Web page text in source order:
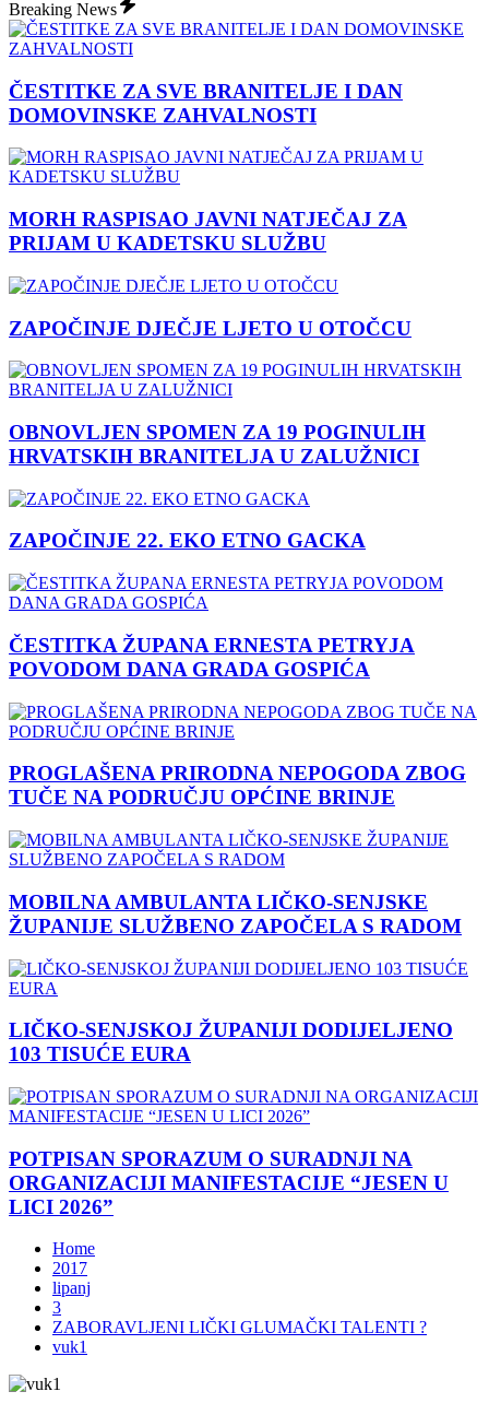
Breaking News
ČESTITKE ZA SVE BRANITELJE I DAN
DOMOVINSKE ZAHVALNOSTI
MORH RASPISAO JAVNI NATJEČAJ ZA
PRIJAM U KADETSKU SLUŽBU
ZAPOČINJE DJEČJE LJETO U OTOČCU
OBNOVLJEN SPOMEN ZA 19 POGINULIH
HRVATSKIH BRANITELJA U ZALUŽNICI
ZAPOČINJE 22. EKO ETNO GACKA
ČESTITKA ŽUPANA ERNESTA PETRYJA
POVODOM DANA GRADA GOSPIĆA
PROGLAŠENA PRIRODNA NEPOGODA ZBOG
TUČE NA PODRUČJU OPĆINE BRINJE
MOBILNA AMBULANTA LIČKO-SENJSKE
ŽUPANIJE SLUŽBENO ZAPOČELA S RADOM
LIČKO-SENJSKOJ ŽUPANIJI DODIJELJENO
103 TISUĆE EURA
POTPISAN SPORAZUM O SURADNJI NA
ORGANIZACIJI MANIFESTACIJE “JESEN U
LICI 2026”
Home
2017
lipanj
3
ZABORAVLJENI LIČKI GLUMAČKI TALENTI ?
vuk1